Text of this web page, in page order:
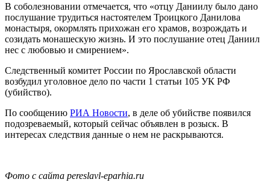
В соболезновании отмечается, что «отцу Даниилу было дано
послушание трудиться настоятелем Троицкого Данилова
монастыря, окормлять прихожан его храмов, возрождать и
созидать монашескую жизнь. И это послушание отец Даниил
нес с любовью и смирением».
Следственный комитет России по Ярославской области
возбудил уголовное дело по части 1 статьи 105 УК РФ
(убийство).
По сообщению РИА Новости, в деле об убийстве появился
подозреваемый, который сейчас объявлен в розыск. В
интересах следствия данные о нем не раскрываются.
Фото с сайта pereslavl-eparhia.ru